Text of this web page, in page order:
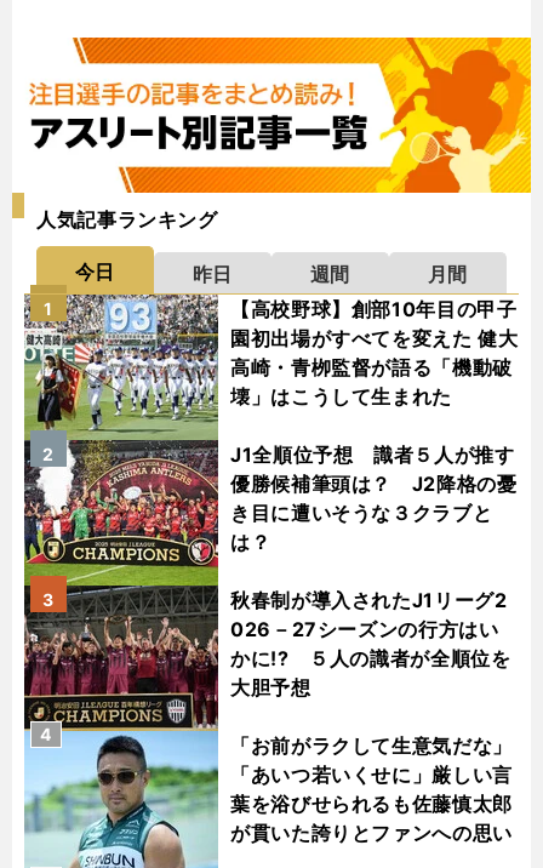
人気記事ランキング
今日 昨日 週間
月間
【高校野球】創部10年目の甲子
園初出場がすべてを変えた 健大
高崎・青栁監督が語る「機動破
壊」はこうして生まれた
1
J1全順位予想 識者５人が推す
優勝候補筆頭は？ J2降格の憂
き目に遭いそうな３クラブと
は？
2
秋春制が導入されたJ1リーグ2
026－27シーズンの行方はい
かに!? ５人の識者が全順位を
大胆予想
3
「お前がラクして生意気だな」
「あいつ若いくせに」厳しい言
葉を浴びせられるも佐藤慎太郎
が貫いた誇りとファンへの思い
4